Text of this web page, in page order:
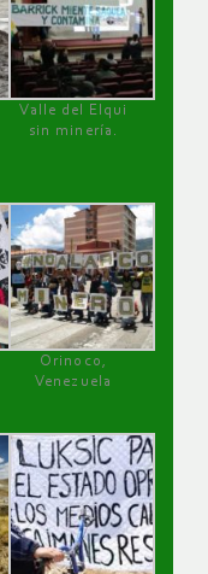
Valle del Elqui
sin minería.
Orinoco,
Venezuela